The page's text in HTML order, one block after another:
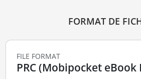
FORMAT DE
FILE FORMAT
PRC (Mobipocket eBook